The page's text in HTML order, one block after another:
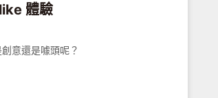
體驗
意還是噱頭呢？